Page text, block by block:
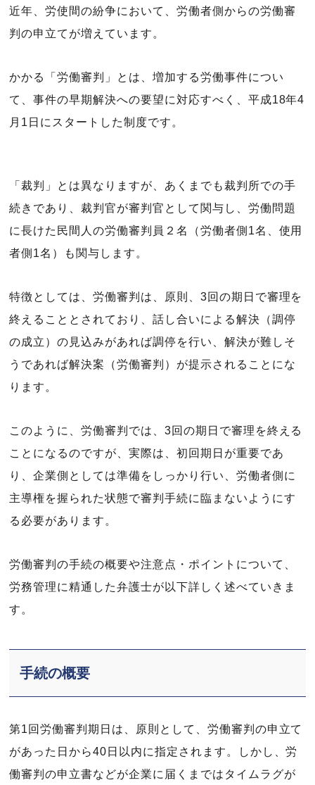
近年、労使間の紛争において、労働者側からの労働審
判の申立てが増えています。
かかる「労働審判」とは、増加する労働事件につい
て、事件の早期解決への要望に対応すべく、平成18年4
月1日にスタートした制度です。
「裁判」とは異なりますが、あくまでも裁判所での手
続きであり、裁判官が審判官として関与し、労働問題
に長けた民間人の労働審判員２名（労働者側1名、使用
者側1名）も関与します。
特徴としては、労働審判は、原則、3回の期日で審理を
終えることとされており、話し合いによる解決（調停
の成立）の見込みがあれば調停を行い、解決が難しそ
うであれば解決案（労働審判）が提示されることにな
ります。
このように、労働審判では、3回の期日で審理を終える
ことになるのですが、実際は、初回期日が重要であ
り、企業側としては準備をしっかり行い、労働者側に
主導権を握られた状態で審判手続に臨まないようにす
る必要があります。
労働審判の手続の概要や注意点・ポイントについて、
労務管理に精通した弁護士が以下詳しく述べていきま
す。
手続の概要
第1回労働審判期日は、原則として、労働審判の申立て
があった日から40日以内に指定されます。しかし、労
働審判の申立書などが企業に届くまではタイムラグが